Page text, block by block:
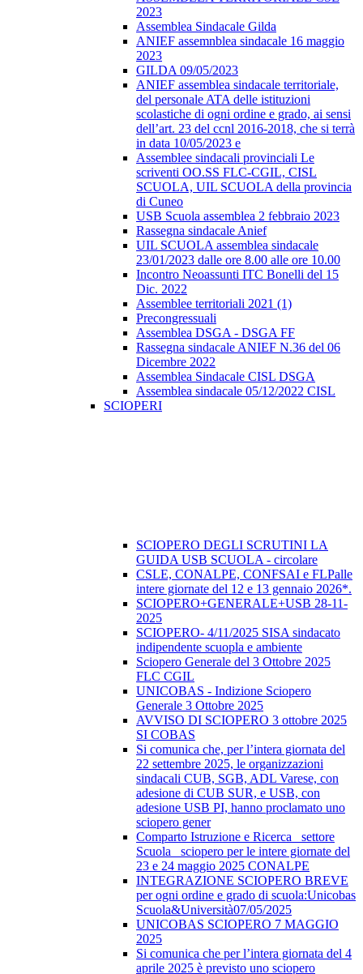
2023
Assemblea Sindacale Gilda
ANIEF assemnblea sindacale 16 maggio
2023
GILDA 09/05/2023
ANIEF assemblea sindacale territoriale,
del personale ATA delle istituzioni
scolastiche di ogni ordine e grado, ai sensi
dell’art. 23 del ccnl 2016-2018, che si terrà
in data 10/05/2023 e
Assemblee sindacali provinciali Le
scriventi OO.SS FLC-CGIL, CISL
SCUOLA, UIL SCUOLA della provincia
di Cuneo
USB Scuola assemblea 2 febbraio 2023
Rassegna sindacale Anief
UIL SCUOLA assemblea sindacale
23/01/2023 dalle ore 8.00 alle ore 10.00
Incontro Neoassunti ITC Bonelli del 15
Dic. 2022
Assemblee territoriali 2021 (1)
Precongressuali
Assemblea DSGA - DSGA FF
Rassegna sindacale ANIEF N.36 del 06
Dicembre 2022
Assemblea Sindacale CISL DSGA
Assemblea sindacale 05/12/2022 CISL
SCIOPERI
SCIOPERO DEGLI SCRUTINI LA
GUIDA USB SCUOLA - circolare
CSLE, CONALPE, CONFSAI e FLPalle
intere giornate del 12 e 13 gennaio 2026*.
SCIOPERO+GENERALE+USB 28-11-
2025
SCIOPERO- 4/11/2025 SISA sindacato
indipendente scuopla e ambiente
Sciopero Generale del 3 Ottobre 2025
FLC CGIL
UNICOBAS - Indizione Sciopero
Generale 3 Ottobre 2025
AVVISO DI SCIOPERO 3 ottobre 2025
SI COBAS
Si comunica che, per l’intera giornata del
22 settembre 2025, le organizzazioni
sindacali CUB, SGB, ADL Varese, con
adesione di CUB SUR, e USB, con
adesione USB PI, hanno proclamato uno
sciopero gener
Comparto Istruzione e Ricerca_ settore
Scuola_ sciopero per le intere giornate del
23 e 24 maggio 2025 CONALPE
INTEGRAZIONE SCIOPERO BREVE
per ogni ordine e grado di scuola:Unicobas
Scuola&Università07/05/2025
UNICOBAS SCIOPERO 7 MAGGIO
2025
Si comunica che per l’intera giornata del 4
aprile 2025 è previsto uno sciopero